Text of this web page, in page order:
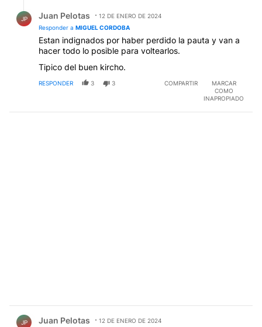
JP Juan Pelotas
12 DE ENERO DE 2024
Responder a MIGUEL CORDOBA
Estan indignados por haber perdido la pauta y van a
hacer todo lo posible para voltearlos.
Tipico del buen kircho.
RESPONDER 3 3 COMPARTIR
MARCAR
COMO
INAPROPIADO
JP Juan Pelotas 12 DE ENERO DE 2024